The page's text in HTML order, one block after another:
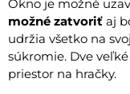
Okno je možné
možné zatvoriť aj
udržia všetko na
súkromie. Dve
priestor na hračky.